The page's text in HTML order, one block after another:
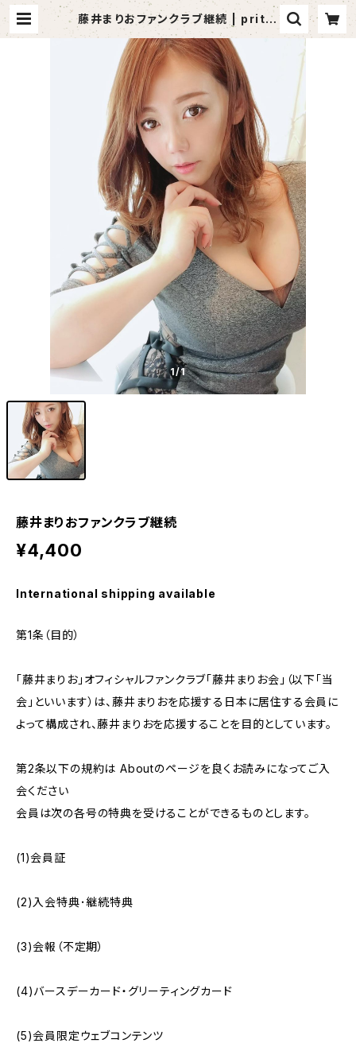
藤井まりおファンクラブ継続 | pritei
a
1/1
藤井まりおファンクラブ継続
¥4,400
International shipping available
第1条（目的）
「藤井まりお」オフィシャルファンクラブ「藤井まりお会」（以下「当
会」といいます）は、藤井まりおを応援する日本に居住する会員に
よって構成され、藤井まりおを応援することを目的としています。
第2条以下の規約は Aboutのページを良くお読みになってご入
会ください
会員は次の各号の特典を受けることができるものとします。
(1)会員証
(2)入会特典･継続特典
(3)会報（不定期）
(4)バースデーカード・グリーティングカード
(5)会員限定ウェブコンテンツ